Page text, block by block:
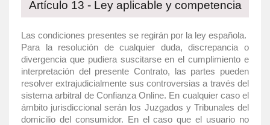
Artículo 13 - Ley aplicable y competencia
Las condiciones presentes se regirán por la ley española.
Para la resolución de cualquier duda, discrepancia o
divergencia que pudiera suscitarse en el cumplimiento e
interpretación del presente Contrato, las partes pueden
resolver extrajudicialmente sus controversias a través del
sistema arbitral de Confianza Online. En cualquier caso el
ámbito jurisdiccional serán los Juzgados y Tribunales del
domicilio del consumidor. En el caso que el usuario no